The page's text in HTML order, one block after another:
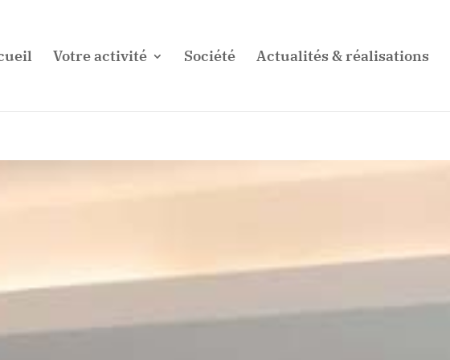
Votre activité Société Actualités & réalisations